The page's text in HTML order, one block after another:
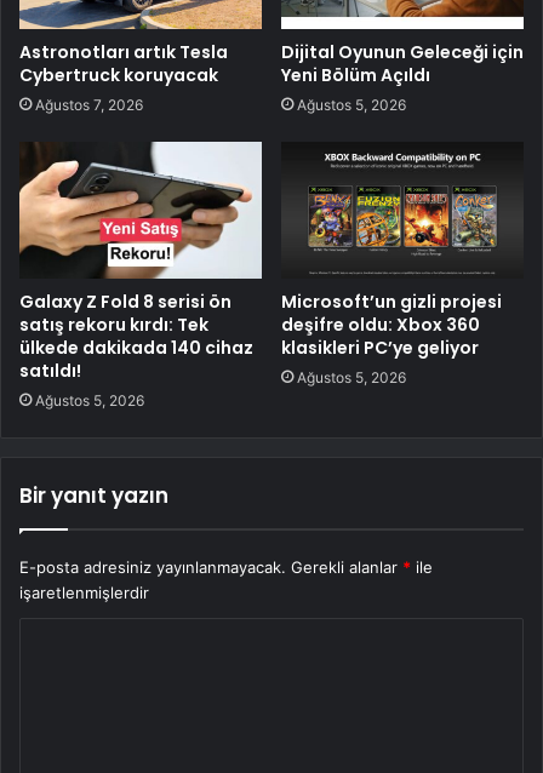
Astronotları artık Tesla
Cybertruck koruyacak
Ağustos 7, 2026
Dijital Oyunun Geleceği için
Yeni Bölüm Açıldı
Ağustos 5, 2026
Galaxy Z Fold 8 serisi ön
satış rekoru kırdı: Tek
ülkede dakikada 140 cihaz
satıldı!
Ağustos 5, 2026
Microsoft’un gizli projesi
deşifre oldu: Xbox 360
klasikleri PC’ye geliyor
Ağustos 5, 2026
Bir yanıt yazın
E-posta adresiniz yayınlanmayacak. Gerekli alanlar * ile
işaretlenmişlerdir